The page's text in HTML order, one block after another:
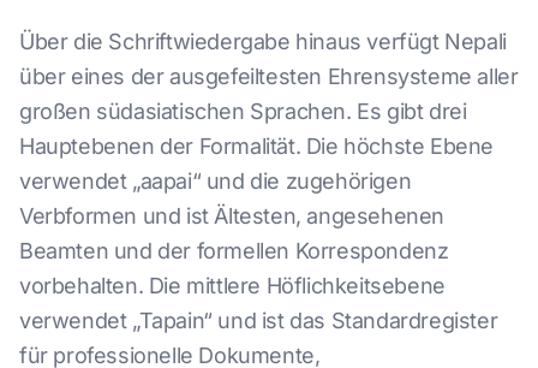
Über die Schriftwiedergabe hinaus verfügt Nepali
über eines der ausgefeiltesten Ehrensysteme aller
großen südasiatischen Sprachen. Es gibt drei
Hauptebenen der Formalität. Die höchste Ebene
verwendet „aapai“ und die zugehörigen
Verbformen und ist Ältesten, angesehenen
Beamten und der formellen Korrespondenz
vorbehalten. Die mittlere Höflichkeitsebene
verwendet „Tapain“ und ist das Standardregister
für professionelle Dokumente,